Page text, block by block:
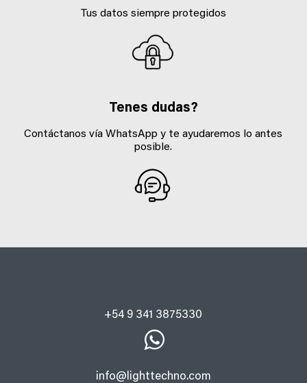
Tus datos siempre protegidos
Tenes dudas?
Contáctanos vía WhatsApp y te ayudaremos lo antes
posible.
+54 9 341 3875330
info@lighttechno.com